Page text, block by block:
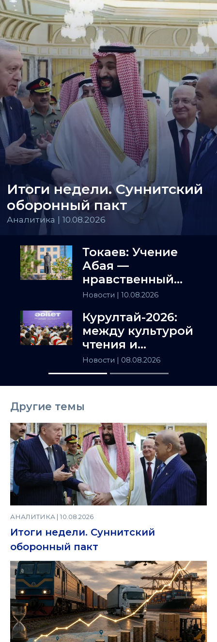
Итоги недели. Суннитский
оборонный пакт
Аналитика | 10.08.2026
Токаев: Учение
Абая —
нравственный
компас нашего
Новости | 10.08.2026
Курултай-2026:
между культурой
чтения и
искусством
полемики
Новости | 08.08.2026
Другие темы
АНАЛИТИКА | 10.08.2026
Итоги недели. Суннитский
оборонный пакт